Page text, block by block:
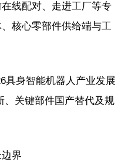
线配对、走进工厂等专
核心零部件供给端与工
具身智能机器人产业发展
、关键部件国产替代及规
界